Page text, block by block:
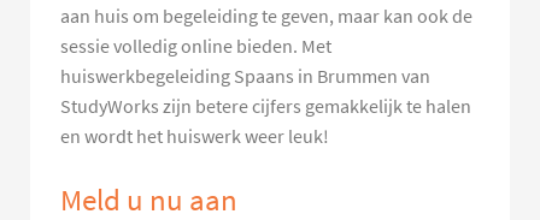
aan huis om begeleiding te geven, maar kan ook de
sessie volledig online bieden. Met
huiswerkbegeleiding Spaans in Brummen van
StudyWorks zijn betere cijfers gemakkelijk te halen
en wordt het huiswerk weer leuk!
Meld u nu aan